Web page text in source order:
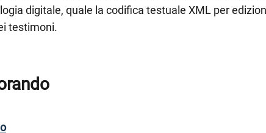
digitale, quale la codifica testuale XML per
testimoni.